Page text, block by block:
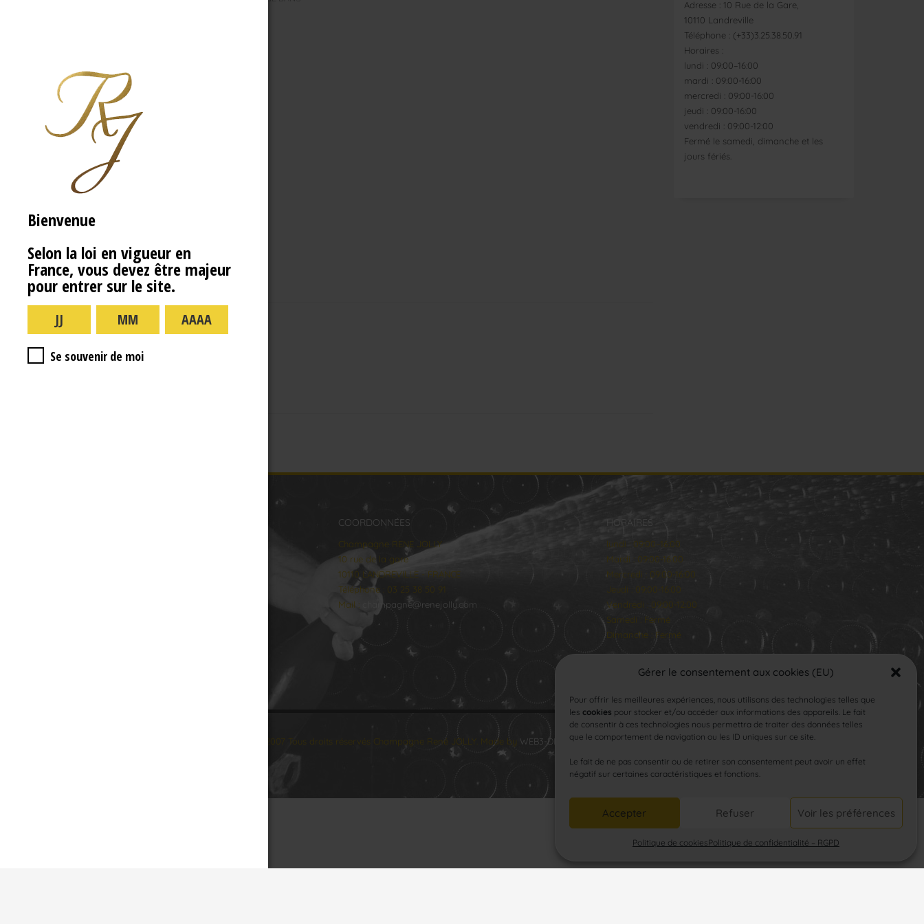
Gérer le consentement aux cookies (EU)
Pour offrir les meilleures expériences, nous utilisons des technologies telles que
les cookies pour stocker et/ou accéder aux informations des appareils. Le fait
de consentir à ces technologies nous permettra de traiter des données telles
que le comportement de navigation ou les ID uniques sur ce site.
Le fait de ne pas consentir ou de retirer son consentement peut avoir un effet
négatif sur certaines caractéristiques et fonctions.
Accepter Refuser Voir les préférences
Politique de cookiesPolitique de confidentialité – RGPD
Adresse : 10 Rue de la Gare,
10110 Landreville
Téléphone : (+33)3.25.38.50.91
Horaires :
lundi : 09:00–16:00
mardi : 09:00-16:00
mercredi : 09:00-16:00
jeudi : 09:00-16:00
vendredi : 09:00-12:00
Fermé le samedi, dimanche et les
jours fériés.
COORDONNÉES
Champagne RENE JOLLY
10 rue de la gare
10110 LANDREVILLE - FRANCE
Téléphone : 03 25 38 50 91
Mail :
champagne@renejolly.com
HORAIRES
lundi : 09:00–16:00
Mardi : 09:00-16:00
Mercredi : 09:00-16:00
Jeudi : 09:00-16:00
Vendredi : 09:00-12:00
Samedi : Fermé
Dimanche : Fermé
© 2007 Tous droits réservés Champagne René JOLLY. Made by WEB3-DESIGN.
Bienvenue
Selon la loi en vigueur en
France, vous devez être majeur
pour entrer sur le site.
Se souvenir de moi